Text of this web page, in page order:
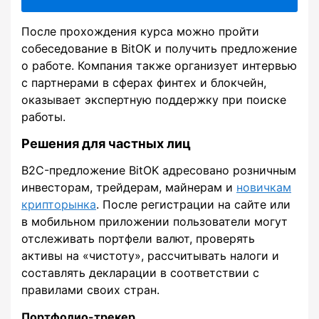
После прохождения курса можно пройти
собеседование в BitOK и получить предложение
о работе. Компания также организует интервью
с партнерами в сферах финтех и блокчейн,
оказывает экспертную поддержку при поиске
работы.
Решения для частных лиц
B2C-предложение BitOK адресовано розничным
инвесторам, трейдерам, майнерам и новичкам
крипторынка. После регистрации на сайте или
в мобильном приложении пользователи могут
отслеживать портфели валют, проверять
активы на «чистоту», рассчитывать налоги и
составлять декларации в соответствии с
правилами своих стран.